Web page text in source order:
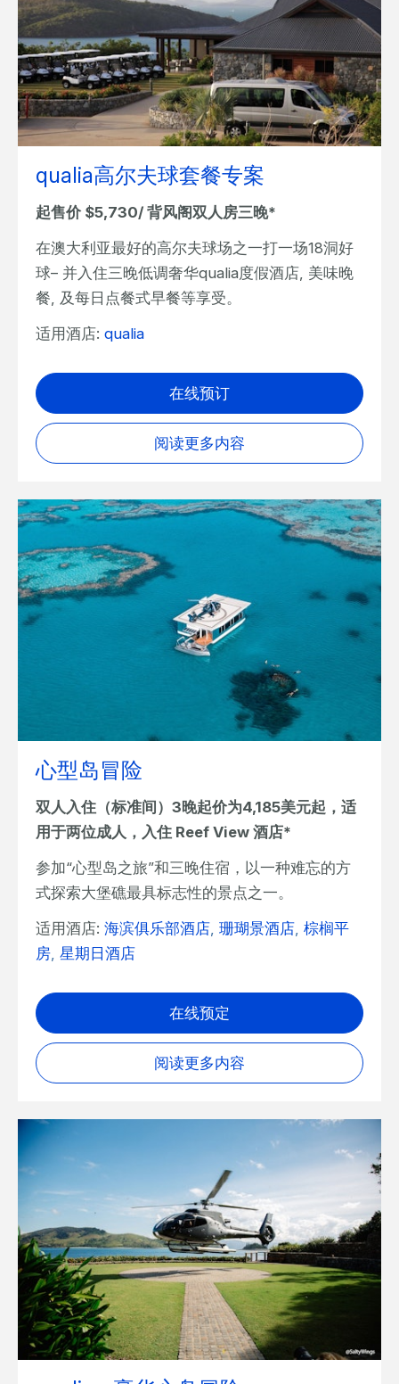
qualia高尔夫球套餐专案
起售价 $5,730/ 背风阁双人房三晚*
在澳大利亚最好的高尔夫球场之一打一场18洞好
球– 并入住三晚低调奢华qualia度假酒店, 美味晚
餐, 及每日点餐式早餐等享受。
适用酒店: qualia
在线预订
阅读更多内容
心型岛冒险
双人入住（标准间）3晚起价为4,185美元起，适
用于两位成人，入住 Reef View 酒店*
参加“心型岛之旅”和三晚住宿，以一种难忘的方
式探索大堡礁最具标志性的景点之一。
适用酒店: 海滨俱乐部酒店 珊瑚景酒店 棕榈平
房 星期日酒店
在线预定
阅读更多内容